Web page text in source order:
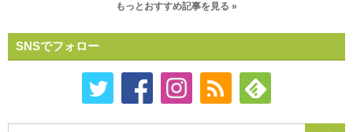
もっとおすすめ記事を見る »
SNSでフォロー